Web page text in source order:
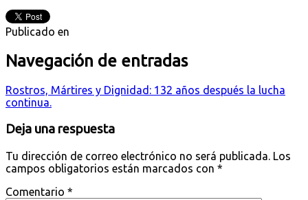
Publicado en
Navegación de entradas
Rostros, Mártires y Dignidad: 132 años después la lucha
continua.
Deja una respuesta
Tu dirección de correo electrónico no será publicada. Los
campos obligatorios están marcados con *
Comentario *